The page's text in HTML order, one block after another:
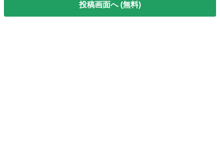
投稿画面へ (無料)